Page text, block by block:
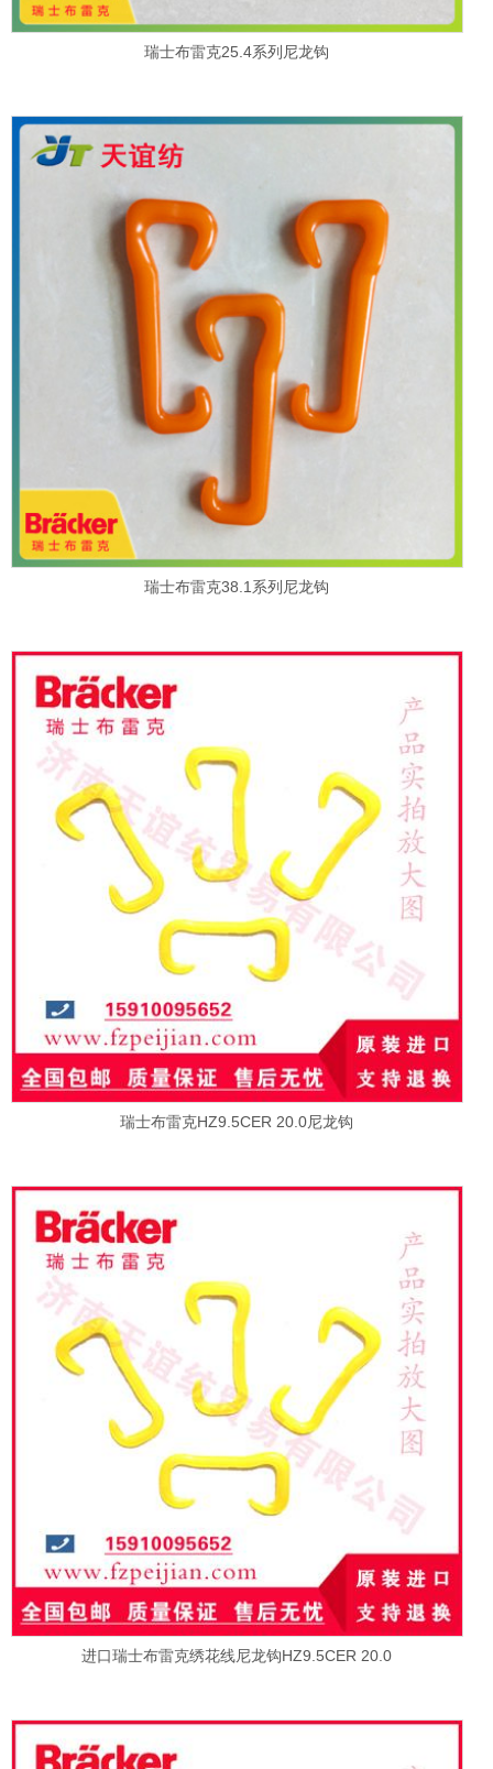
瑞士布雷克25.4系列尼龙钩
瑞士布雷克38.1系列尼龙钩
瑞士布雷克HZ9.5CER 20.0尼龙钩
进口瑞士布雷克绣花线尼龙钩HZ9.5CER 20.0